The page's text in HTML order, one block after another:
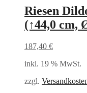
Riesen
(↑44,0 cm,
187,40 €
inkl. 19 % MwSt.
zzgl.